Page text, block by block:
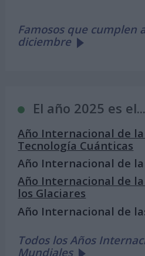
Famosos que cumplen
diciembre
El año 2025 es el...
Año Internacional de
Tecnología Cuánticas
Año Internacional de la
Año Internacional de
los Glaciares
Año Internacional de
Todos los Años
Mundiales